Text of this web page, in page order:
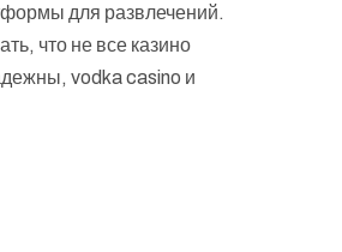
для развлечений.
что не все казино
vodka casino и